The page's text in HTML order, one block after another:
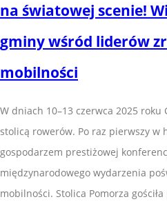
na światowej scenie!
gminy wśród liderów
mobilności
W dniach 10–13 czerwca 2025 roku
stolicą rowerów. Po raz pierwszy w
gospodarzem prestiżowej
międzynarodowego wydarzenia
mobilności. Stolica Pomorza